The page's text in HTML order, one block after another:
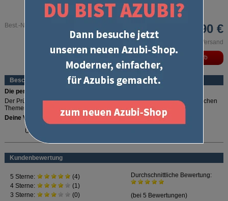
Best.-Nr. 1340 3,90 €
inkl. MwSt. und zzgl. Versand
Beschreibung
Die perfekte Checkliste!
Der Prüfungskatalog zur IHK-Zwischenprüfung informiert über alle möglichen
Themengebiete und Inhalte der Zwischenprüfung.
Deine Vorteile:
Überblick über alle Prüfungsthemen der Zwischenprüfung
Herausgegeben von den Prüfungsstellen der IHK und damit verbindlich
für die Zwischenprüfung
Die perfekte Checkliste für eine umfassende Prüfungsvorbereitung
Enthältkeine Aufgabenstellungen
Wer sicher und gut vorbereitet in die Prüfung gehen will, kommt am
Prüfungskatalog zur Zwischenprüfung nicht vorbei. Von den Prüfungsstellen
der IHK herausgegeben, informiert er über alle Themen, die Inhalt der Prüfung
Kundenbewertung